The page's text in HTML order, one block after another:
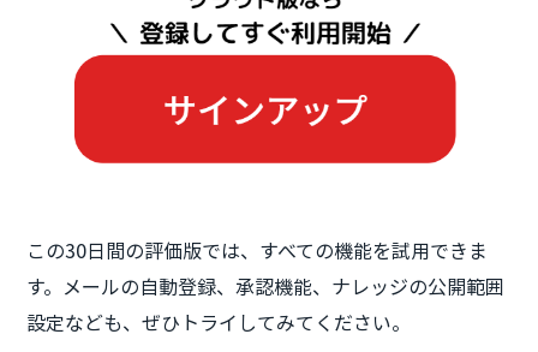
この30日間の評価版では、すべての機能を試用できま
す。メールの自動登録、承認機能、ナレッジの公開範囲
設定なども、ぜひトライしてみてください。